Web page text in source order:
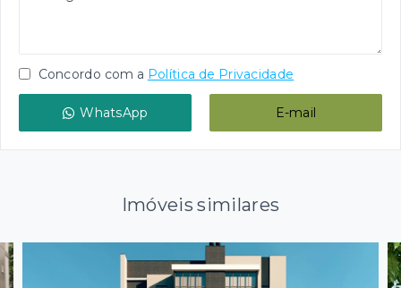
Concordo com a Política de Privacidade
WhatsApp E-mail
Imóveis similares